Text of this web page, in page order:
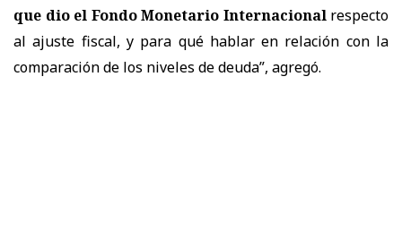
que dio el Fondo Monetario Internacionalrespecto
al ajuste fiscal, y para qué hablar en relación con la
comparación de los niveles de deuda”, agregó.